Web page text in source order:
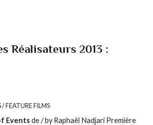
Réalisateurs 2013 :
FEATURE FILMS
Eventsde / by Raphaël Nadjari Première